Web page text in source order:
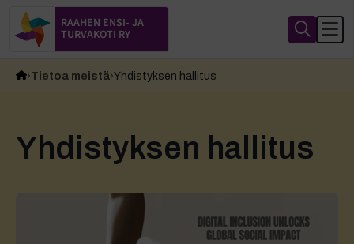
RAAHEN ENSI- JA
TURVAKOTI RY
Tietoa meistä Yhdistyksen hallitus
Yhdistyksen hallitus